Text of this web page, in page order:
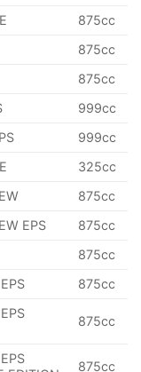
875cc
875cc
875cc
999cc
999cc
325cc
875cc
EPS
875cc
875cc
875cc
875cc
875cc